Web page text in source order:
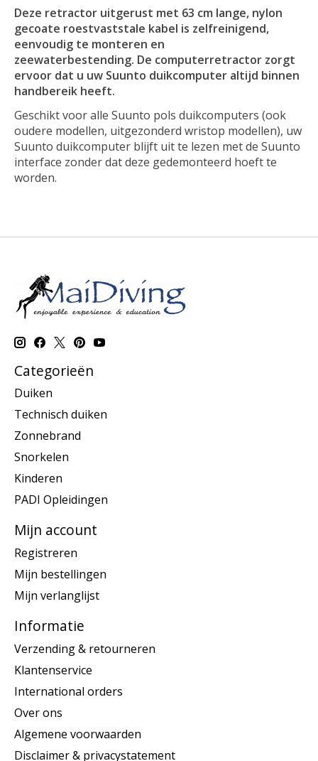
Deze retractor uitgerust met 63 cm lange, nylon
gecoate roestvaststale kabel is zelfreinigend,
eenvoudig te monteren en
zeewaterbestending. De computerretractor zorgt
ervoor dat u uw Suunto duikcomputer altijd binnen
handbereik heeft.
Geschikt voor alle Suunto pols duikcomputers (ook
oudere modellen, uitgezonderd wristop modellen), uw
Suunto duikcomputer blijft uit te lezen met de Suunto
interface zonder dat deze gedemonteerd hoeft te
worden.
Categorieën
Duiken
Technisch duiken
Zonnebrand
Snorkelen
Kinderen
PADI Opleidingen
Mijn account
Registreren
Mijn bestellingen
Mijn verlanglijst
Informatie
Verzending & retourneren
Klantenservice
International orders
Over ons
Algemene voorwaarden
Disclaimer & privacystatement